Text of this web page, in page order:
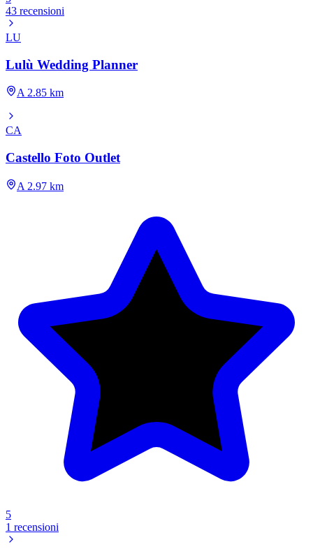
43 recensioni
LU
Lulù Wedding Planner
A 2.85 km
CA
Castello Foto Outlet
A 2.97 km
5
1 recensioni